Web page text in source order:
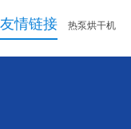
友情链接 热泵烘干机